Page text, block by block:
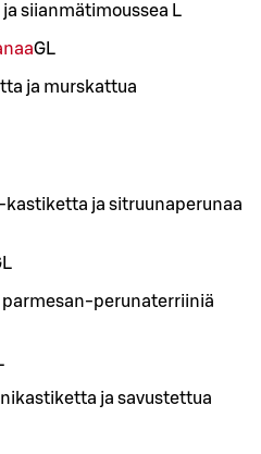
siianmätimoussea L
GL
ja murskattua
kastiketta ja sitruunaperunaa
L
perunaterriiniä
ja savustettua